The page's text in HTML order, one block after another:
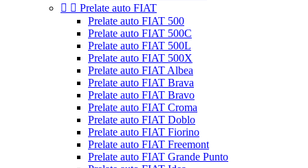
  Prelate auto FIAT
Prelate auto FIAT 500
Prelate auto FIAT 500C
Prelate auto FIAT 500L
Prelate auto FIAT 500X
Prelate auto FIAT Albea
Prelate auto FIAT Brava
Prelate auto FIAT Bravo
Prelate auto FIAT Croma
Prelate auto FIAT Doblo
Prelate auto FIAT Fiorino
Prelate auto FIAT Freemont
Prelate auto FIAT Grande Punto